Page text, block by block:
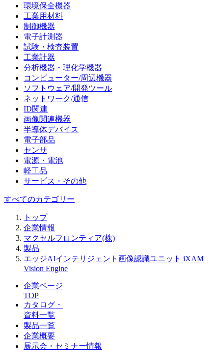
環境保全機器
工業用材料
制御機器
電子計測器
試験・検査装置
工業計器
分析機器・理化学機器
コンピューター/周辺機器
ソフトウェア/開発ツール
ネットワーク/通信
ID関連
画像関連機器
半導体デバイス
電子部品
センサ
電源・電池
軽工品
サービス・その他
すべてのカテゴリー
トップ
企業情報
マクセルフロンティア(株)
製品
エッジAIインテリジェント画像認識ユニット iXAM
Vision Engine
企業ページ
TOP
カタログ・
資料一覧
製品一覧
企業概要
展示会・セミナー情報